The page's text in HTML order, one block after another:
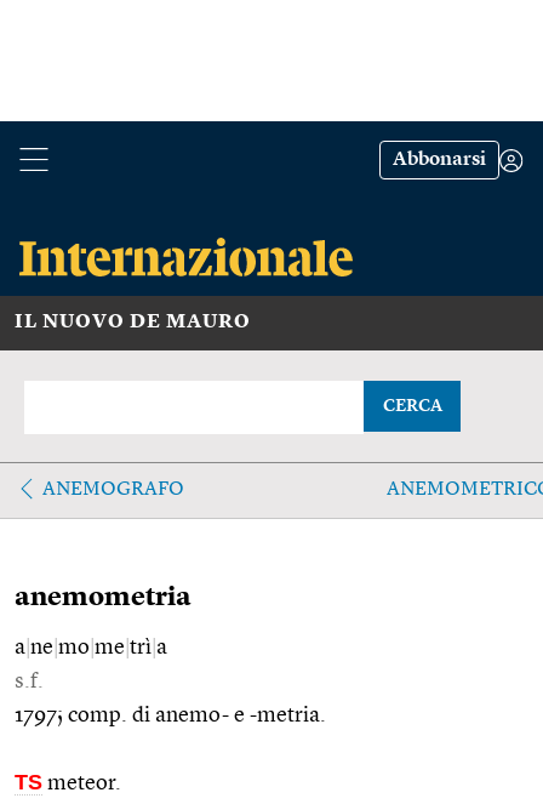
Abbonarsi
IL NUOVO DE MAURO
CERCA
ANEMOGRAFO
anemometria
a ne mo me trì a
s.f.
1797; comp. di anemo- e -metria.
TS meteor.